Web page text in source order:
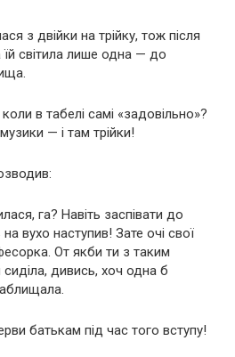
з двійки на трійку, тож після
їй світила лише одна — до
в табелі самі «задовільно»?
— і там трійки!
га? Навіть заспівати до
вухо наступив! Зате очі свої
От якби ти з таким
дивись, хоч одна б
батькам під час того вступу!